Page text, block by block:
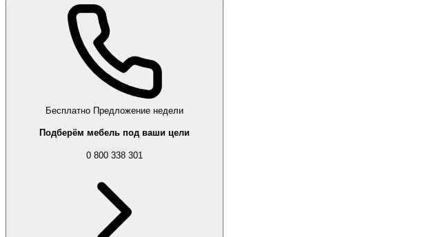
Бесплатно Предложение недели
Подберём мебель под ваши цели
0 800 338 301